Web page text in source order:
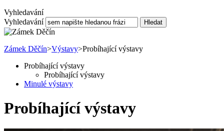
Vyhledavání
Vyhledavání
Hledat
Zámek Děčín>Výstavy>Probíhající výstavy
Probíhající výstavy
Probíhající výstavy
Minulé výstavy
Probíhající výstavy